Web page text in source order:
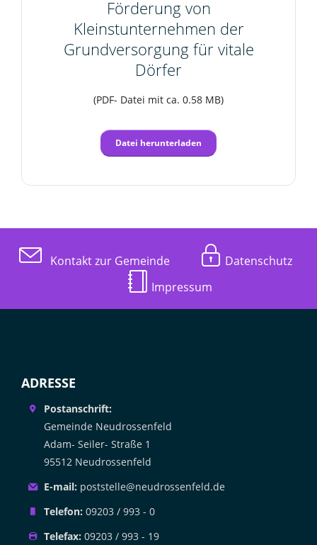
Förderung von
Kleinstunternehmen der
Grundversorgung für vitale
Dörfer
(PDF- Datei mit ca. 0.58 MB)
Datei herunterladen
Kontakt zur Gemeinde
Datenschutz
Impressum
ADRESSE
Postanschrift:
Gemeinde Neudrossenfeld
Adam- Seiler- Straße 1
95512 Neudrossenfeld
E-mail: poststelle@neudrossenfeld.de
Telefon: 09203 / 993 - 0
Telefax: 09203 / 993 - 19